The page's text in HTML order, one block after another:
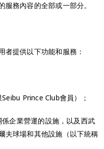
務內容的全部或一部分。
者提供以下功能和服務：
Prince Club會員）；
企業營運的設施，以及西武
夫球場和其他設施（以下統稱